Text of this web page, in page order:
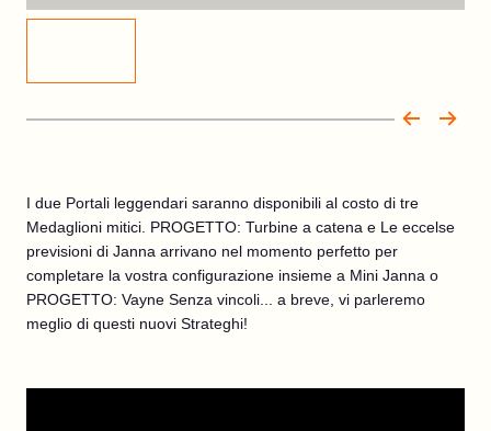
I due Portali leggendari saranno disponibili al costo di tre
Medaglioni mitici. PROGETTO: Turbine a catena e Le eccelse
previsioni di Janna arrivano nel momento perfetto per
completare la vostra configurazione insieme a Mini Janna o
PROGETTO: Vayne Senza vincoli... a breve, vi parleremo
meglio di questi nuovi Strateghi!